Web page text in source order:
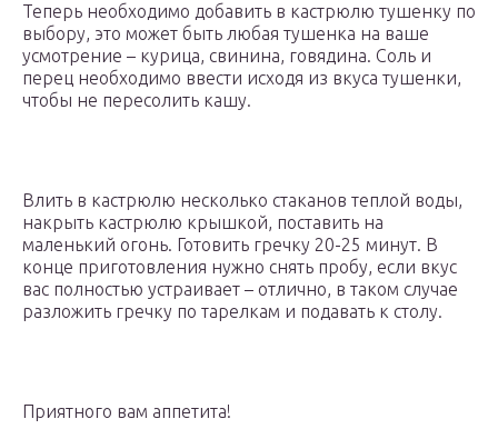
Теперь необходимо добавить в кастрюлю тушенку по
выбору, это может быть любая тушенка на ваше
усмотрение – курица, свинина, говядина. Соль и
перец необходимо ввести исходя из вкуса тушенки,
чтобы не пересолить кашу.
Влить в кастрюлю несколько стаканов теплой воды,
накрыть кастрюлю крышкой, поставить на
маленький огонь. Готовить гречку 20-25 минут. В
конце приготовления нужно снять пробу, если вкус
вас полностью устраивает – отлично, в таком случае
разложить гречку по тарелкам и подавать к столу.
Приятного вам аппетита!